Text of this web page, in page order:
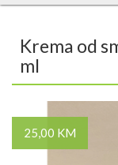
Krema od
ml
25,00 KM